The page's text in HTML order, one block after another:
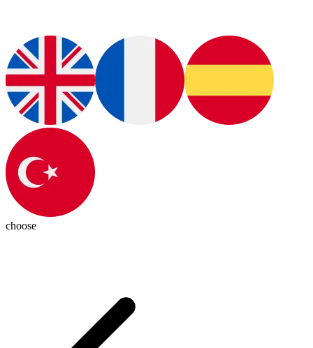
choose